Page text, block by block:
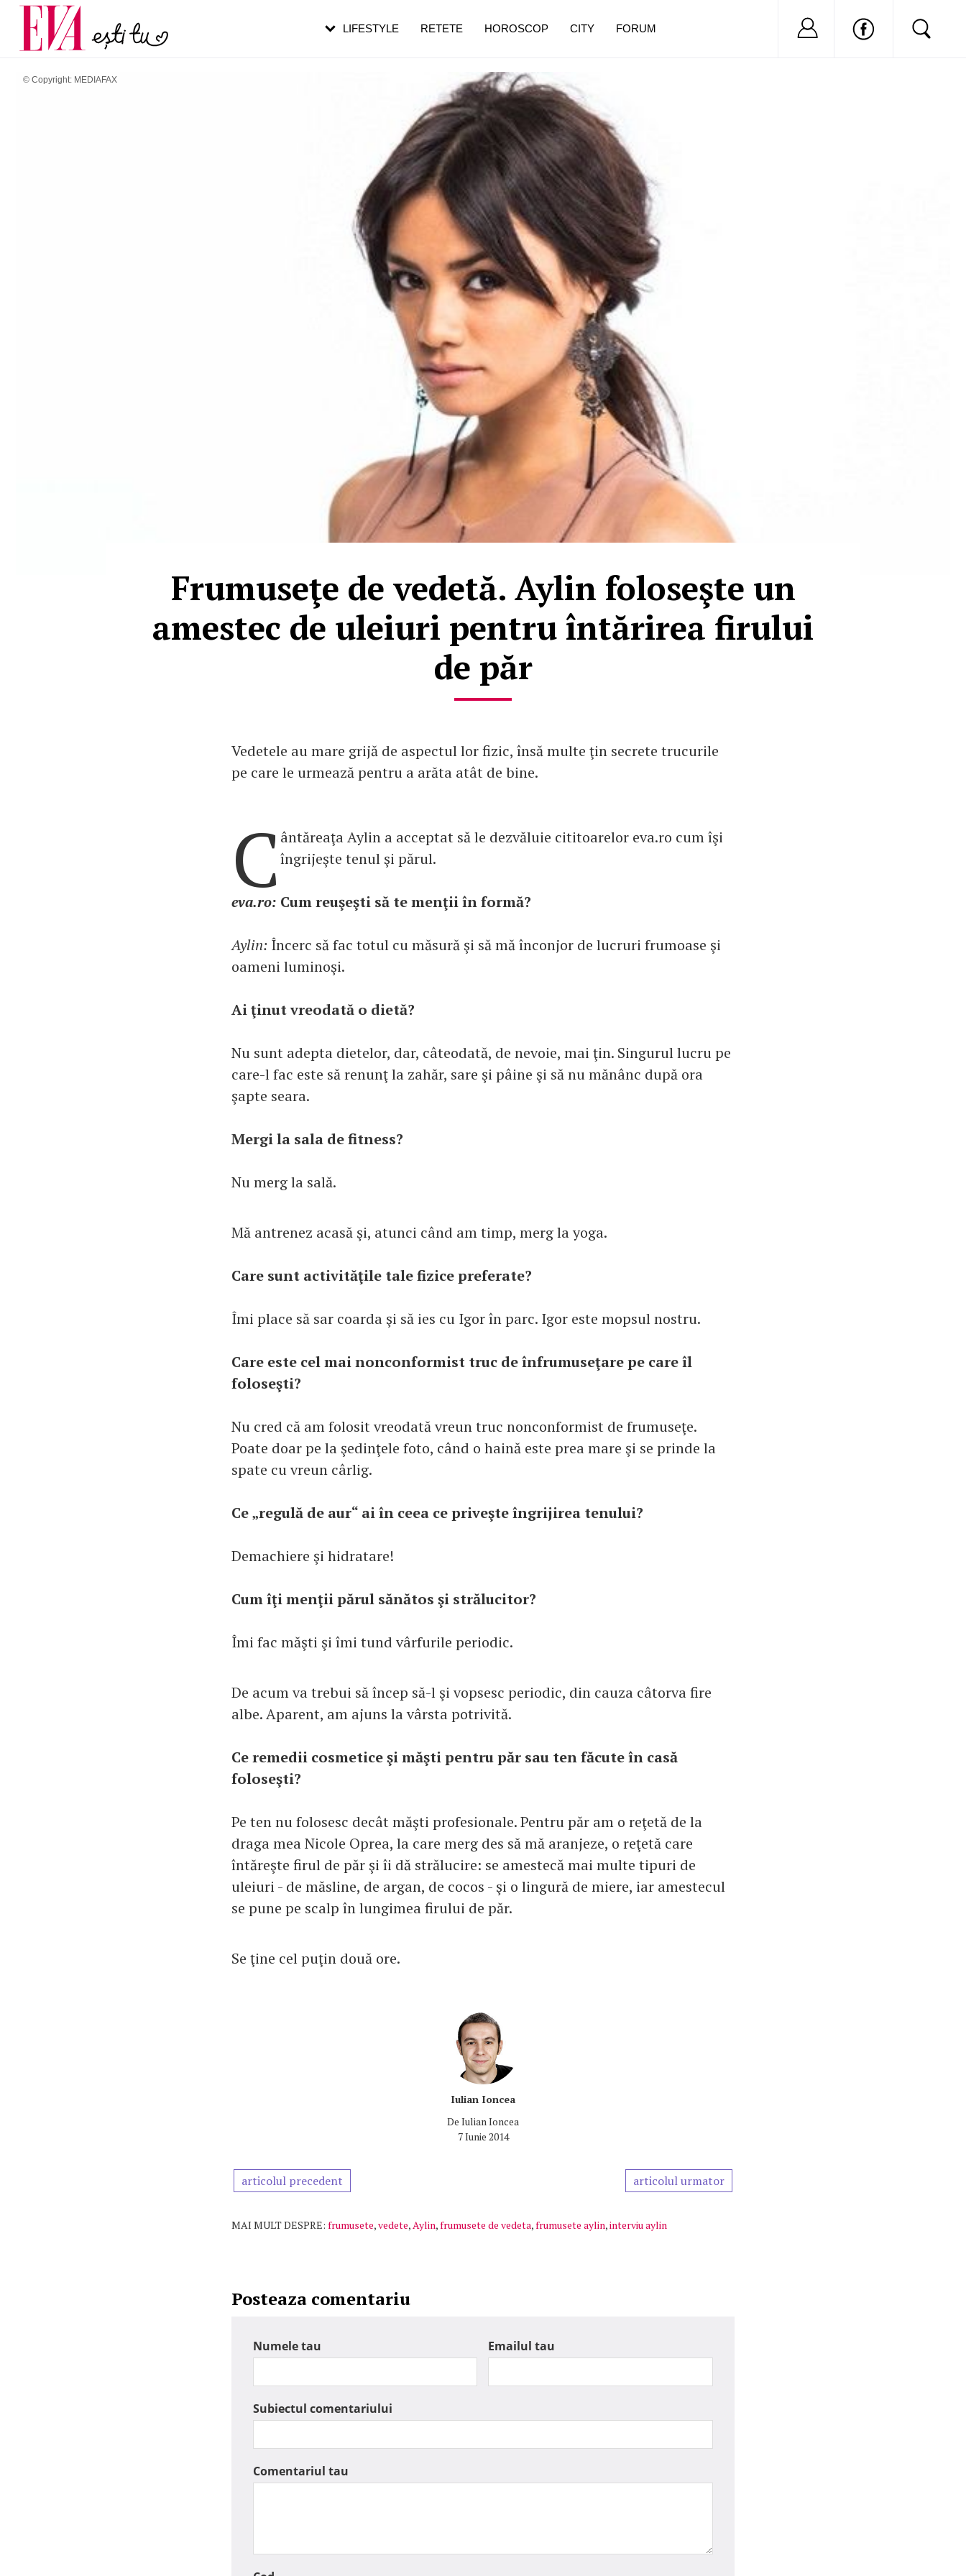
© Copyright: MEDIAFAX
Frumuseţe de vedetă. Aylin foloseşte un
amestec de uleiuri pentru întărirea firului
de păr
Vedetele au mare grijă de aspectul lor fizic, însă multe ţin secrete trucurile
pe care le urmează pentru a arăta atât de bine.
C ântăreaţa Aylin a acceptat să le dezvăluie cititoarelor eva.ro cum îşi
îngrijeşte tenul şi părul.
eva.ro: Cum reuşeşti să te menţii în formă?
Aylin: Încerc să fac totul cu măsură şi să mă înconjor de lucruri frumoase şi
oameni luminoşi.
Ai ţinut vreodată o dietă?
Nu sunt adepta dietelor, dar, câteodată, de nevoie, mai ţin. Singurul lucru pe
care-l fac este să renunţ la zahăr, sare şi pâine şi să nu mănânc după ora
şapte seara.
Mergi la sala de fitness?
Nu merg la sală.
Mă antrenez acasă şi, atunci când am timp, merg la yoga.
Care sunt activităţile tale fizice preferate?
Îmi place să sar coarda şi să ies cu Igor în parc. Igor este mopsul nostru.
Care este cel mai nonconformist truc de înfrumuseţare pe care îl
foloseşti?
Nu cred că am folosit vreodată vreun truc nonconformist de frumuseţe.
Poate doar pe la şedinţele foto, când o haină este prea mare şi se prinde la
spate cu vreun cârlig.
Ce „regulă de aur“ ai în ceea ce priveşte îngrijirea tenului?
Demachiere şi hidratare!
Cum îţi menţii părul sănătos şi strălucitor?
Îmi fac măşti şi îmi tund vârfurile periodic.
De acum va trebui să încep să-l şi vopsesc periodic, din cauza câtorva fire
albe. Aparent, am ajuns la vârsta potrivită.
Ce remedii cosmetice şi măşti pentru păr sau ten făcute în casă
foloseşti?
Pe ten nu folosesc decât măşti profesionale. Pentru păr am o reţetă de la
draga mea Nicole Oprea, la care merg des să mă aranjeze, o reţetă care
întăreşte firul de păr şi îi dă strălucire: se amestecă mai multe tipuri de
uleiuri - de măsline, de argan, de cocos - şi o lingură de miere, iar amestecul
se pune pe scalp în lungimea firului de păr.
Se ţine cel puţin două ore.
Iulian Ioncea
De Iulian Ioncea
7 Iunie 2014
articolul precedent articolul urmator
MAI MULT DESPRE: frumusete,vedete,Aylin,frumusete de vedeta,frumusete aylin,interviu aylin
Posteaza comentariu
Numele tau Emailul tau
Subiectul comentariului
Comentariul tau
LIFESTYLE RETETE HOROSCOP CITY FORUM Nu ai cont?
Carieră
Actualitate
pe măsură ce înaintezi în vârstă